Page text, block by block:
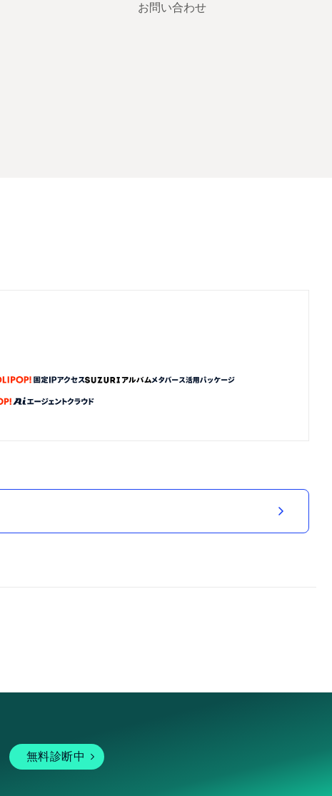
お問い合わせ
無料診断中